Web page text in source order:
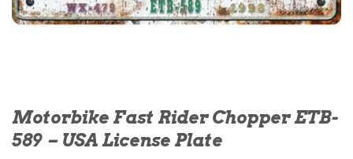
Motorbike Fast Rider Chopper ETB-
589 – USA License Plate